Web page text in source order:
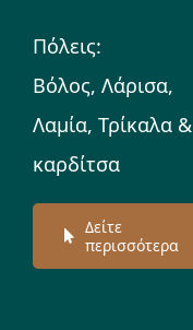
Πόλεις:
Βόλος, Λάρισα,
Λαμία, Τρίκαλα &
καρδίτσα
Δείτε
περισσότερα